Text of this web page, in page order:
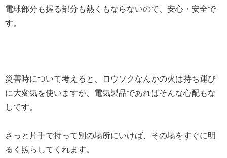
電球部分も握る部分も熱くもならないので、安心・安全で
す。
災害時について考えると、ロウソクなんかの火は持ち運び
に大変気を使いますが、電気製品であればそんな心配もな
しです。
さっと片手で持って別の場所にいけば、その場をすぐに明
るく照らしてくれます。